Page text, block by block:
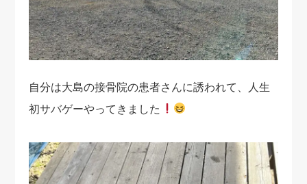
自分は大島の接骨院の患者さんに誘われて、人生
初サバゲーやってきました